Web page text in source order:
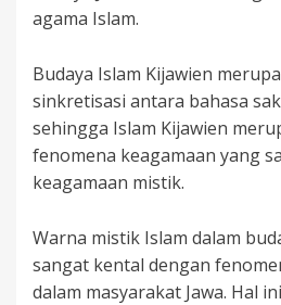
agama Islam.
Budaya Islam Kijawien
sinkretisasi antara bahasa
sehingga Islam Kijawien
fenomena keagamaan yang
keagamaan mistik.
Warna mistik Islam dalam
sangat kental dengan
dalam masyarakat Jawa. Hal